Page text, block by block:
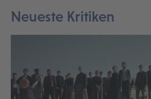
Neueste Kritiken